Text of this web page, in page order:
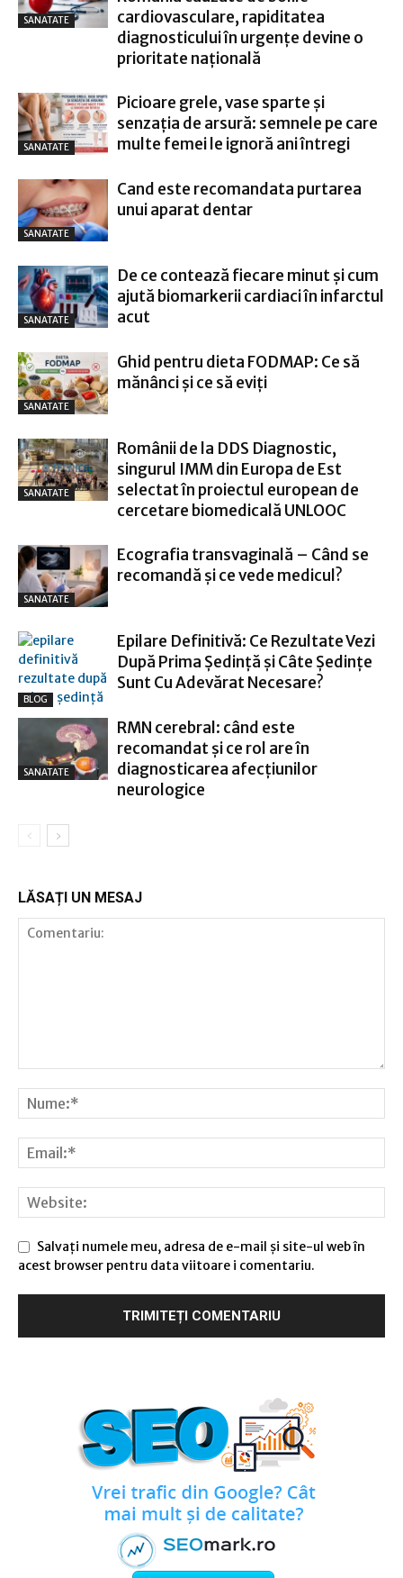
SANATATE
cardiovasculare, rapiditatea
diagnosticului în urgențe devine o
prioritate națională
SANATATE
Picioare grele, vase sparte și
senzația de arsură: semnele pe care
multe femei le ignoră ani întregi
SANATATE
Cand este recomandata purtarea
unui aparat dentar
SANATATE
De ce contează fiecare minut și cum
ajută biomarkerii cardiaci în infarctul
acut
SANATATE
Ghid pentru dieta FODMAP: Ce să
mănânci și ce să eviți
SANATATE
Românii de la DDS Diagnostic,
singurul IMM din Europa de Est
selectat în proiectul european de
cercetare biomedicală UNLOOC
SANATATE
Ecografia transvaginală – Când se
recomandă și ce vede medicul?
BLOG
Epilare Definitivă: Ce Rezultate Vezi
După Prima Ședință și Câte Ședințe
Sunt Cu Adevărat Necesare?
SANATATE
RMN cerebral: când este
recomandat și ce rol are în
diagnosticarea afecțiunilor
neurologice
LĂSAȚI UN MESAJ
Salvați numele meu, adresa de e-mail și site-ul web în
acest browser pentru data viitoare i comentariu.